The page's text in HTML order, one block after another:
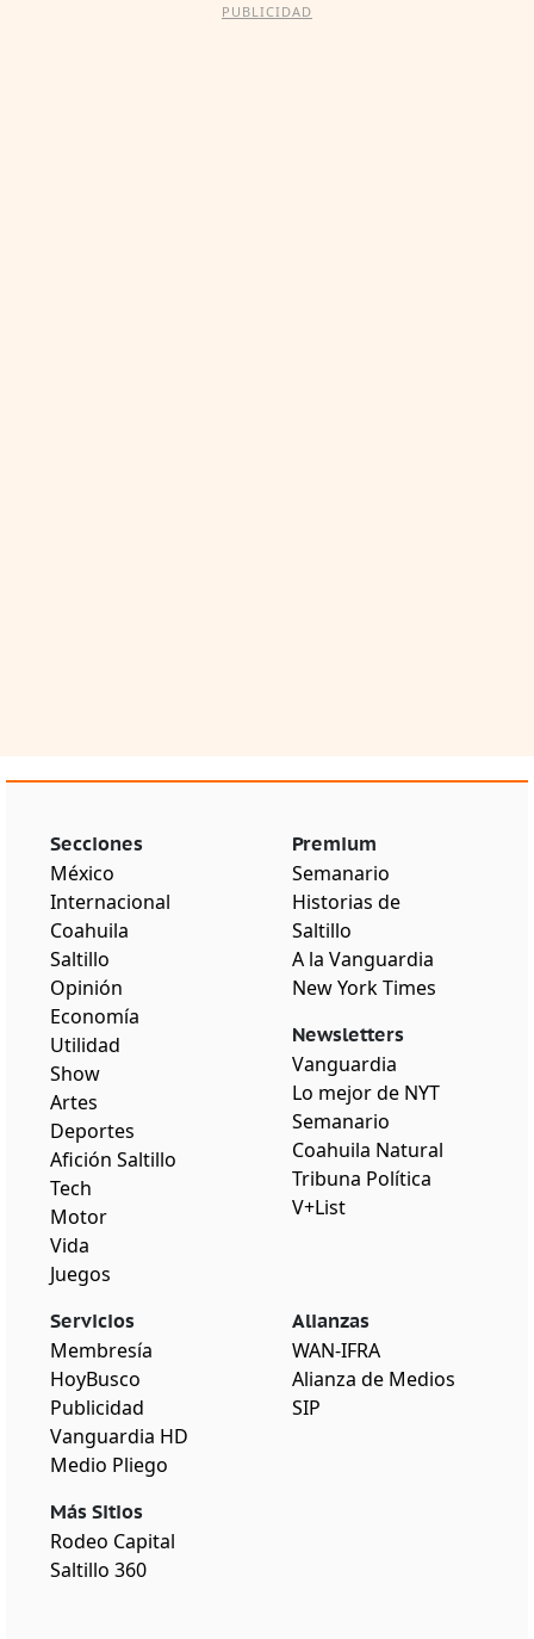
PUBLICIDAD
Secciones
México
Internacional
Coahuila
Saltillo
Opinión
Economía
Utilidad
Show
Artes
Deportes
Afición Saltillo
Tech
Motor
Vida
Juegos
Premium
Semanario
Historias de
Saltillo
A la Vanguardia
New York Times
Newsletters
Vanguardia
Lo mejor de NYT
Semanario
Coahuila Natural
Tribuna Política
V+List
Servicios
Membresía
HoyBusco
Publicidad
Vanguardia HD
Medio Pliego
Más Sitios
Rodeo Capital
Saltillo 360
Alianzas
WAN-IFRA
Alianza de Medios
SIP